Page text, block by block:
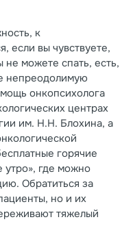
к
если вы чувствуете,
не можете спать, есть,
непреодолимую
онкопсихолога
центрах
им. Н.Н. Блохина, а
горячие
утро», где можно
Обратиться за
но и их
тяжелый